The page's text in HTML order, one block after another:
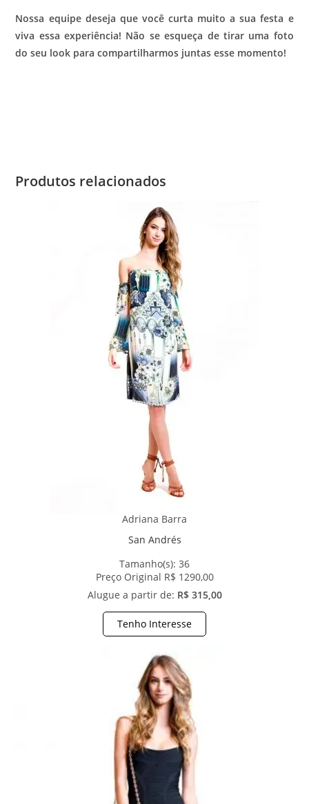
Nossa equipe deseja que você curta muito a sua festa e
viva essa experiência! Não se esqueça de tirar uma foto
do seu look para compartilharmos juntas esse momento!
Produtos relacionados
Adriana Barra
San Andrés
Tamanho(s): 36
Preço Original R$ 1290,00
Alugue a partir de: R$ 315,00
Tenho Interesse